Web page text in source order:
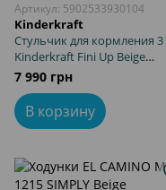
Артикул: 5902533930104
Kinderkraft
Стульчик для кормления 3
Kinderkraft Fini Up Beige
(KHFINIUPBEG0000) с
режимом шезлонг для
новорожденных, дуга с 3
игрушками, двойной
7 990 грн
В корзину